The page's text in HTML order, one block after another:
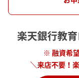
楽天銀行教
※ 融資希
＼来店不要！